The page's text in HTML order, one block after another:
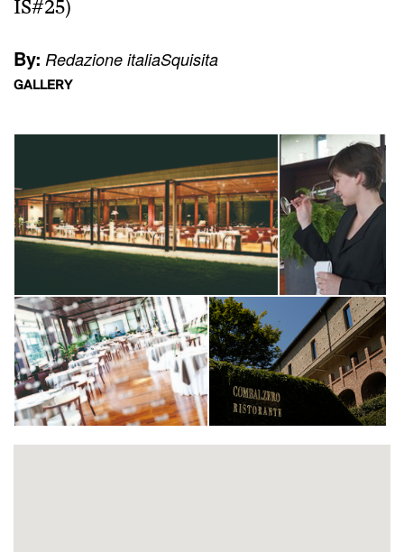
IS#25)
By: Redazione italiaSquisita
GALLERY